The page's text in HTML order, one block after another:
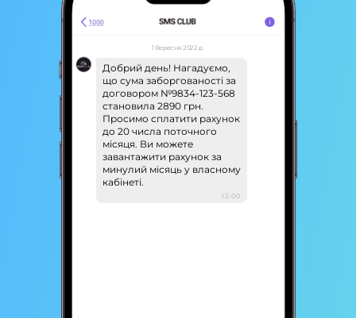
1 Вересня 2022 р.
Добрий день! Нагадуємо,
що сума заборгованості за
договором №9834-123-568
становила 2890 грн.
Просимо сплатити рахунок
до 20 числа поточного
місяця. Ви можете
завантажити рахунок за
минулий місяць у власному
кабінеті.
12:00